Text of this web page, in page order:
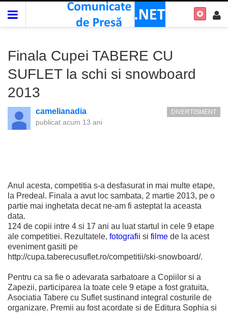
Finala Cupei TABERE CU
SUFLET la schi si snowboard
2013
camelianadia
publicat acum 13 ani
DIVERTISMENT
Anul acesta, competitia s-a desfasurat in mai multe etape,
la Predeal. Finala a avut loc sambata, 2 martie 2013, pe o
partie mai inghetata decat ne-am fi asteptat la aceasta
data.
124 de copii intre 4 si 17 ani au luat startul in cele 9 etape
ale competitiei. Rezultatele, fotografii si filme de la acest
eveniment gasiti pe
http://cupa.taberecusuflet.ro/competitii/ski-snowboard/.
Pentru ca sa fie o adevarata sarbatoare a Copiilor si a
Zapezii, participarea la toate cele 9 etape a fost gratuita,
Asociatia Tabere cu Suflet sustinand integral costurile de
organizare. Premii au fost acordate si de Editura Sophia si